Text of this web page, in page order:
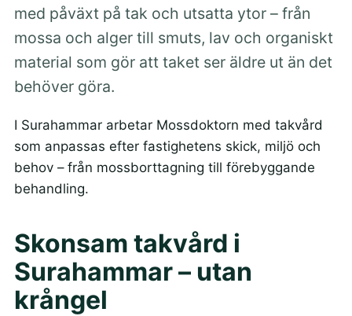
med påväxt på tak och utsatta ytor – från
mossa och alger till smuts, lav och organiskt
material som gör att taket ser äldre ut än det
behöver göra.
I Surahammar arbetar Mossdoktorn med takvård
som anpassas efter fastighetens skick, miljö och
behov – från mossborttagning till förebyggande
behandling.
Skonsam takvård i
Surahammar – utan
krångel